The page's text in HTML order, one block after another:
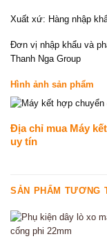
Xuất xứ: Hàng nhập
Đơn vị nhập khẩu và
Thanh Nga Group
Hình ảnh sản phẩm
Địa chỉ mua Máy
uy tín
SẢN PHẨM TƯƠNG